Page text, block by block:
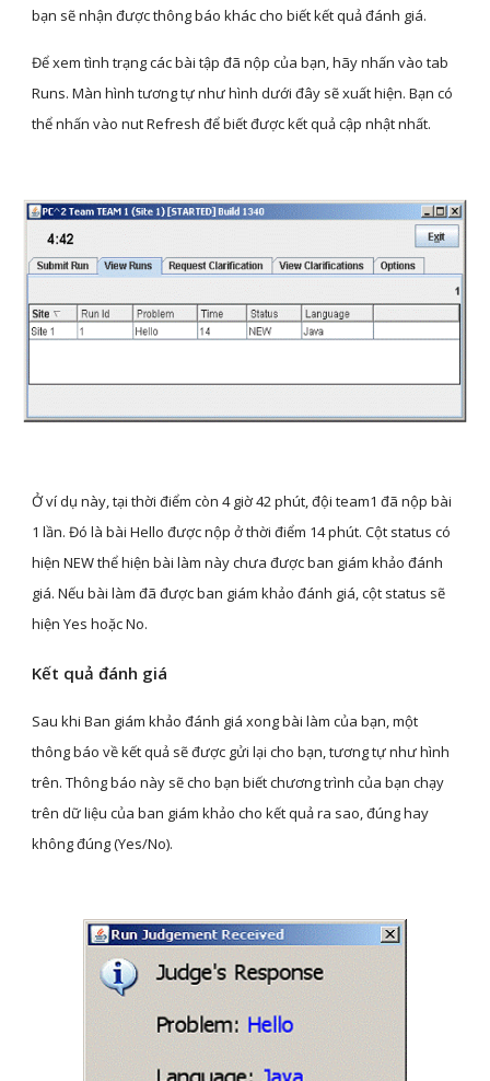
bạn sẽ nhận được thông báo khác cho biết kết quả đánh giá.
Để xem tình trạng các bài tập đã nộp của bạn, hãy nhấn vào tab
Runs. Màn hình tương tự như hình dưới đây sẽ xuất hiện. Bạn có
thể nhấn vào nut Refresh để biết được kết quả cập nhật nhất.
Ở ví dụ này, tại thời điểm còn 4 giờ 42 phút, đội team1 đã nộp bài
1 lần. Đó là bài Hello được nộp ở thời điểm 14 phút. Cột status có
hiện NEW thể hiện bài làm này chưa được ban giám khảo đánh
giá. Nếu bài làm đã được ban giám khảo đánh giá, cột status sẽ
hiện Yes hoặc No.
Kết quả đánh giá
Sau khi Ban giám khảo đánh giá xong bài làm của bạn, một
thông báo về kết quả sẽ được gửi lại cho bạn, tương tự như hình
trên. Thông báo này sẽ cho bạn biết chương trình của bạn chạy
trên dữ liệu của ban giám khảo cho kết quả ra sao, đúng hay
không đúng (Yes/No).